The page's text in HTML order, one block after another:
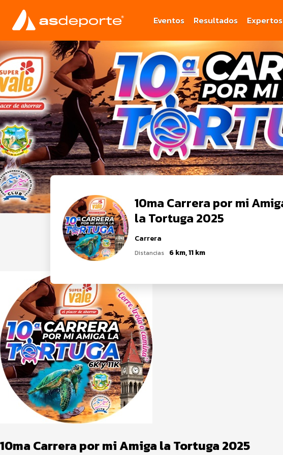
Eventos Resultados Expertos
10ma Carrera por mi Amiga
la Tortuga 2025
Carrera
Distancias 6 km, 11 km
10ma Carrera por mi Amiga la Tortuga 2025